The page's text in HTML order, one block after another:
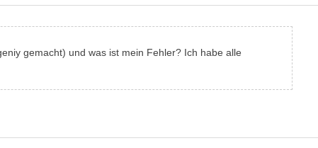
gemacht) und was ist mein Fehler? Ich habe alle